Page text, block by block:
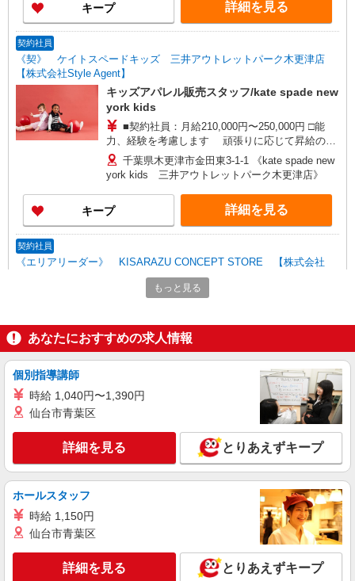
談OK！
キープ 詳細を見る
契約社員
《契》 ケイトスペードキッズ 三井アウトレットパーク木更津店
【株式会社Style Agent】
キッズアパレル販売スタッフ/kate spade new
york kids
■契約社員：月給210,000円〜250,000円 □能
力、経験を考慮します 頑張りに応じて昇給の可
能性あり □別途交通費支給 □役職任用時、各種手
当あり □アルバイト・パートタイムスタッフ(時給
1,150円〜1,300円)同時募集中！ ・1日あたり実働
6.5時間〜最大7.5時間(別途休憩あり)×週3日から相
談OK！
千葉県木更津市金田東3-1-1 《kate spade new
york kids 三井アウトレットパーク木更津店》
キープ 詳細を見る
契約社員
《エリアリーダー》 KISARAZU CONCEPT STORE 【株式会社
エリアリーダー(商品出し・お客さま案
■エリアリーダー：月給230,000円〜280,000円
□能力、経験を考慮します 頑張りに応じて昇給
の可能性あり □別途交通費全額支給 □役職任用
千葉県木更津市金田東2丁目9番1 《KISARAZU
キープ 詳細を見る
《契》 アシックスウォーキング 三井アウトレットパーク木更津
店 【株式会社Style Agent】
シューズ販売スタッフ/asics WALKING
■契約社員：月給240,000円〜280,000円 □能
力、経験を考慮します 頑張りに応じて昇給の可
能性あり □別途交通費全額支給 □役職任用時、各
種手当あり □アルバイト・パートタイムスタッフ
(時給1,400円〜1,600円)同時募集中！ ・1日あたり
千葉県木更津市金田東3-1-1 《asics
WALKING 三井アウトレットパーク木更津店》
もっと見る
あなたにおすすめの求人情報
個別指導講師
時給 1,040円〜1,390円
仙台市青葉区
詳細を見る とりあえずキープ
ホールスタッフ
時給 1,150円
仙台市青葉区
詳細を見る とりあえずキープ